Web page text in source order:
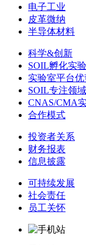
电子工业
皮革微纳
半导体材料
科学&创新
SOIL孵化实
实验室平台优
SOIL专注领域
CNAS/CMA
合作模式
投资者关系
财务报表
信息披露
可持续发展
社会责任
员工关怀